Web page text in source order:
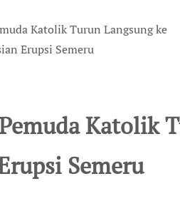
Katolik Turun Langsung ke
Erupsi Semeru
Katolik
Semeru